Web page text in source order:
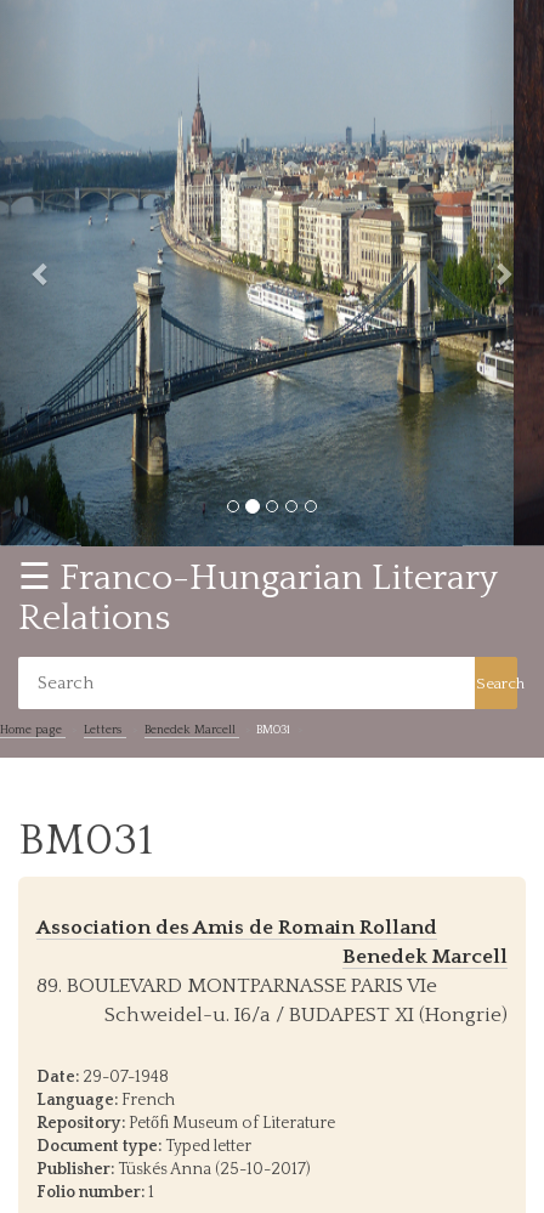
☰ Franco-Hungarian Literary
Relations
Search
Home page Letters Benedek Marcell BM031
BM031
Association des Amis de Romain Rolland
Benedek Marcell
89. BOULEVARD MONTPARNASSE PARIS VIe
Schweidel-u. I6/a / BUDAPEST XI (Hongrie)
Date: 29-07-1948
Language: French
Repository: Petőfi Museum of Literature
Document type: Typed letter
Publisher: Tüskés Anna (25-10-2017)
Folio number:1